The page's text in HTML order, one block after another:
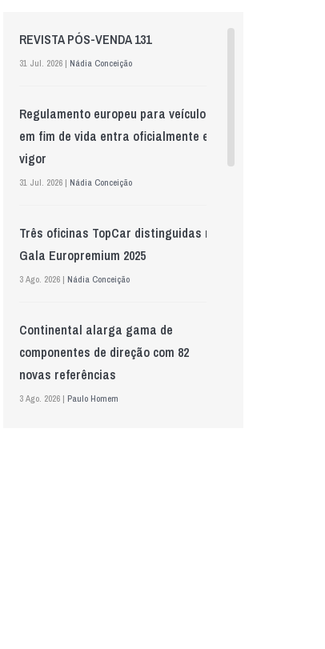
REVISTA PÓS-VENDA 131
31 Jul. 2026 | Nádia Conceição
Regulamento europeu para veículos
em fim de vida entra oficialmente em
vigor
31 Jul. 2026 | Nádia Conceição
Três oficinas TopCar distinguidas na
Gala Europremium 2025
3 Ago. 2026 | Nádia Conceição
Continental alarga gama de
componentes de direção com 82
novas referências
3 Ago. 2026 | Paulo Homem